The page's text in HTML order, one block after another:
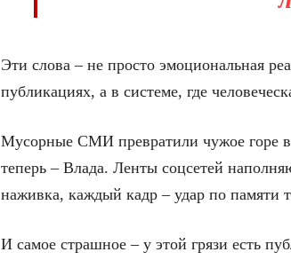
Эти слова – не просто эмоциональная
публикациях, а в системе, где
Мусорные СМИ превратили чужое горе в
теперь – Влада. Ленты соцсетей
наживка, каждый кадр – удар по памяти
И самое страшное – у этой грязи есть